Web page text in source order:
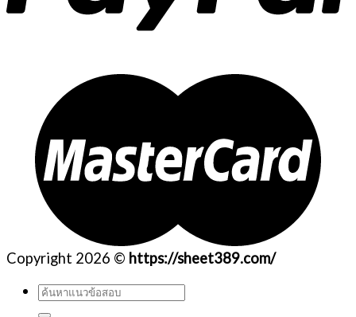
Copyright 2026 © https://sheet389.com/
ค้นหา: